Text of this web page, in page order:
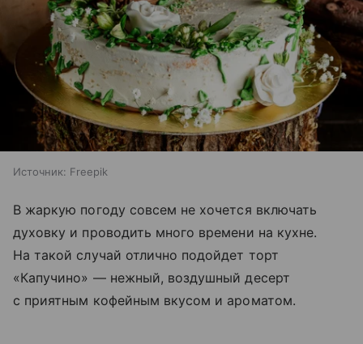
Источник: Freepik
В жаркую погоду совсем не хочется включать
духовку и проводить много времени на кухне.
На такой случай отлично подойдет торт
«Капучино» — нежный, воздушный десерт
с приятным кофейным вкусом и ароматом.